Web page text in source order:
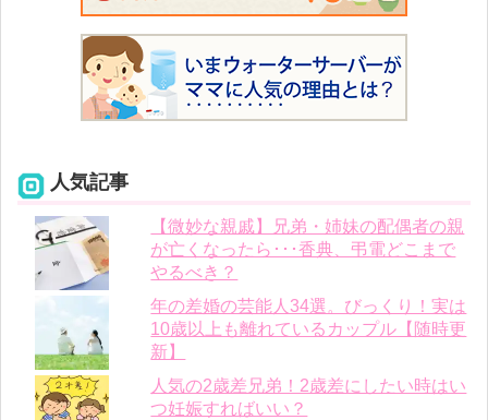
人気記事
【微妙な親戚】兄弟・姉妹の配偶者の親
が亡くなったら･･･香典、弔電どこまで
やるべき？
年の差婚の芸能人34選。びっくり！実は
10歳以上も離れているカップル【随時更
新】
人気の2歳差兄弟！2歳差にしたい時はい
つ妊娠すればいい？